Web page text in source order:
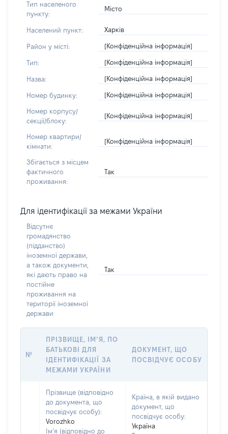
Тип населеного
пункту:
Місто
Населений пункт: Харків
Район у місті: [Конфіденційна інформація]
Тип: [Конфіденційна інформація]
Назва: [Конфіденційна інформація]
Номер будинку: [Конфіденційна інформація]
Номер корпусу/
секції/блоку:
[Конфіденційна інформація]
Номер квартири/
кімнати:
[Конфіденційна інформація]
Збігається з місцем
фактичного
проживання:
Так
Для ідентифікації за межами України
Відсутнє
громадянство
(підданство)
іноземної держави,
а також документи,
які дають право на
постійне
проживання на
території іноземної
держави
Так
№
ПРІЗВИЩЕ, ІМ’Я, ПО
БАТЬКОВІ ДЛЯ
ІДЕНТИФІКАЦІЇ ЗА
МЕЖАМИ УКРАЇНИ
ДОКУМЕНТ, ЩО
ПОСВІДЧУЄ ОСОБУ
Прізвище (відповідно
до документа, що
посвідчує особу):
Vorozhko
Ім’я (відповідно до
Країна, в якій видано
документ, що
посвідчує особу:
Україна